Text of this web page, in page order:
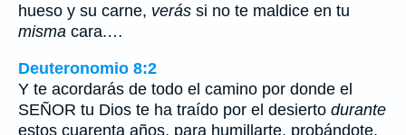
hueso y su carne, verás si no te maldice en tu
misma cara.…
Deuteronomio 8:2
Y te acordarás de todo el camino por donde el
SEÑOR tu Dios te ha traído por el desierto durante
estos cuarenta años, para humillarte, probándote,